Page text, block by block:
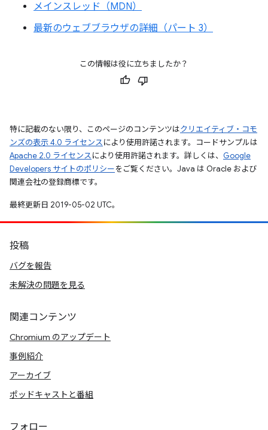
メインスレッド（MDN）
最新のウェブブラウザの詳細（パート 3）
この情報は役に立ちましたか？
特に記載のない限り、このページのコンテンツはクリエイティブ・コモ
ンズの表示 4.0 ライセンスにより使用許諾されます。コードサンプルは
Apache 2.0 ライセンスにより使用許諾されます。詳しくは、 Google
Developers サイトのポリシーをご覧ください。Java は Oracle および
関連会社の登録商標です。
最終更新日 2019-05-02 UTC。
投稿
バグを報告
未解決の問題を見る
関連コンテンツ
Chromium のアップデート
事例紹介
アーカイブ
ポッドキャストと番組
フォロー